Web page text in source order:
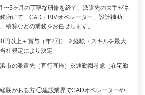
〜3ヶ月の丁寧な研修を経て、派遣先の大手ゼネ
所にて、CAD・BIMオペレーター、設計補助、
積算などの業務をお任せします。 …
円以上＋賞与（年2回） ※経験・スキルを最大
社規定により決定
市の派遣先（直行直帰）※通勤圏考慮（在宅勤
験がある方 ◯建設業界でCADオペレーターや